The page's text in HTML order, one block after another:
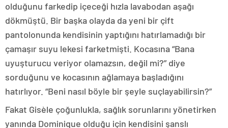
olduğunu farkedip içeceği hızla lavabodan aşağı
dökmüştü. Bir başka olayda da yeni bir çift
pantolonunda kendisinin yaptığını hatırlamadığı bir
çamaşır suyu lekesi farketmişti. Kocasına “Bana
uyuşturucu veriyor olamazsın, değil mi?” diye
sorduğunu ve kocasının ağlamaya başladığını
hatırlıyor. “Beni nasıl böyle bir şeyle suçlayabilirsin?”
Fakat Gisèle çoğunlukla, sağlık sorunlarını yönetirken
yanında Dominique olduğu için kendisini şanslı